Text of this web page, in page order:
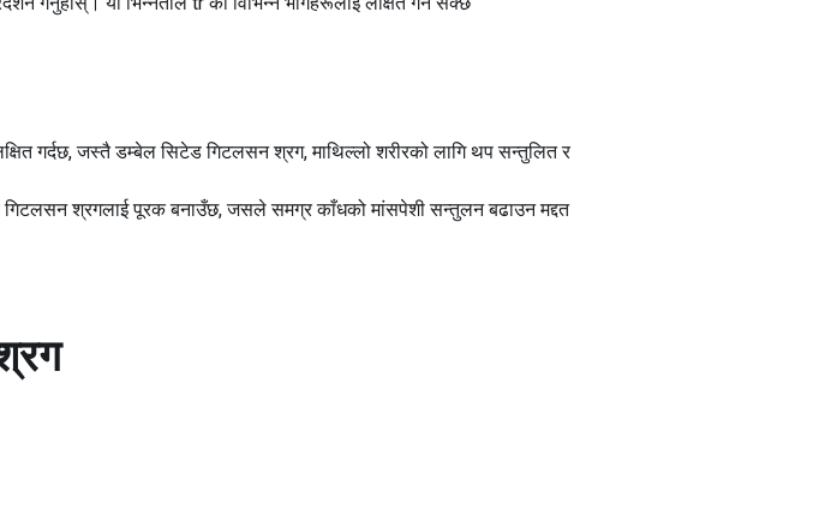
गर्दछ, जस्तै डम्बेल सिटेड गिटलसन श्रग, माथिल्लो शरीरको लागि थप सन्तुलित र
श्रगलाई पूरक बनाउँछ, जसले समग्र काँधको मांसपेशी सन्तुलन बढाउन मद्दत